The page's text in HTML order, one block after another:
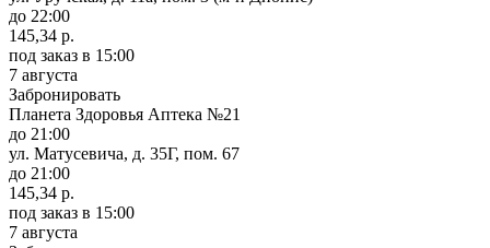
до 22:00
145,34 р.
под заказ в 15:00
7 августа
Забронировать
Планета Здоровья Аптека №21
до 21:00
ул. Матусевича, д. 35Г, пом. 67
до 21:00
145,34 р.
под заказ в 15:00
7 августа